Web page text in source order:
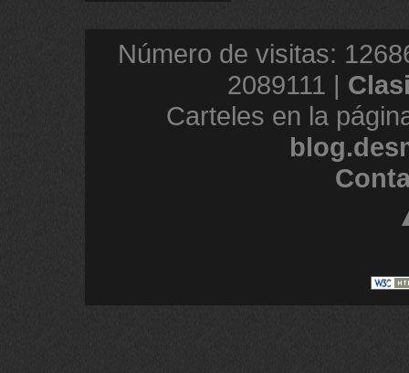
Número de visitas:
2089111 |
Carteles en la